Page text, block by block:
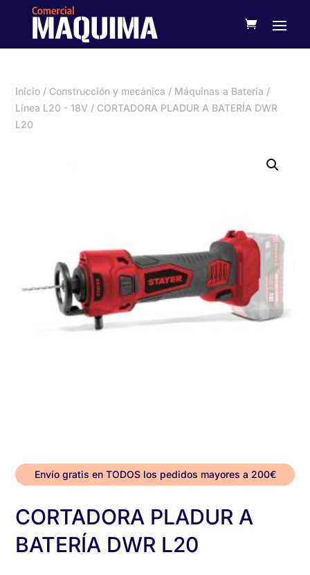
Inicio / Construcción y mecánica / Máquinas a Batería /
Línea L20 - 18V / CORTADORA PLADUR A BATERÍA DWR
L20
Envío gratis en TODOS los pedidos mayores a 200€
CORTADORA PLADUR A
BATERÍA DWR L20